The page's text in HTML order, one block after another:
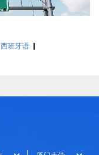
西班牙语▎